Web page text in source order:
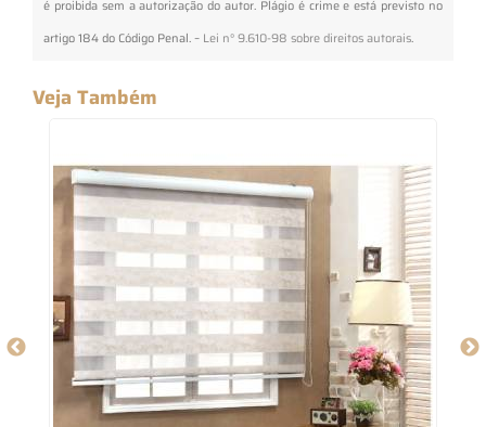
é proibida sem a autorização do autor. Plágio é crime e está previsto no
artigo 184 do Código Penal. – Lei n° 9.610-98 sobre direitos autorais.
Veja Também